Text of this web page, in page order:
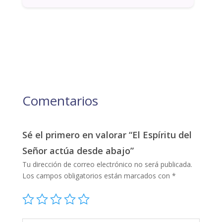
Comentarios
Sé el primero en valorar “El Espíritu del
Señor actúa desde abajo”
Tu dirección de correo electrónico no será publicada.
Los campos obligatorios están marcados con *